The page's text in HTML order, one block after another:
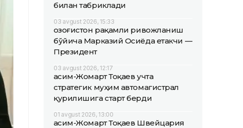
билан табриклади
03 avgust 2026, 15:33
Қозоғистон рақамли ривожланиш
бўйича Марказий Осиёда етакчи —
Президент
03 avgust 2026, 12:17
Қасим-Жомарт Тоқаев учта
стратегик муҳим автомагистрал
қурилишига старт берди
01 avgust 2026, 13:00
Қасим-Жомарт Тоқаев Швейцария